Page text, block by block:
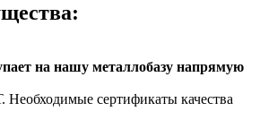
на нашу металлобазу напрямую
Необходимые сертификаты качества